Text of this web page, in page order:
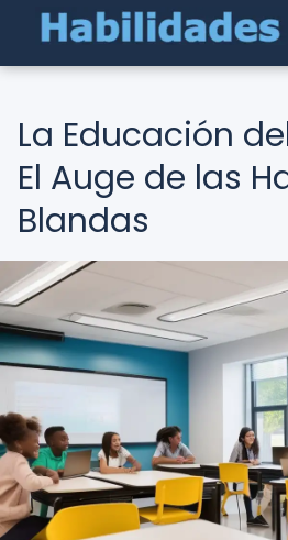
La Educación
El Auge de las
Blandas